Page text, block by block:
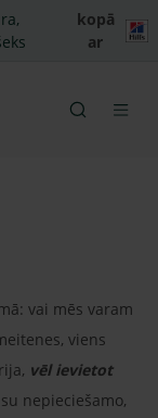
kopā
ar
vai mēs varam
viens
vēl ievietot
nepieciešamo,